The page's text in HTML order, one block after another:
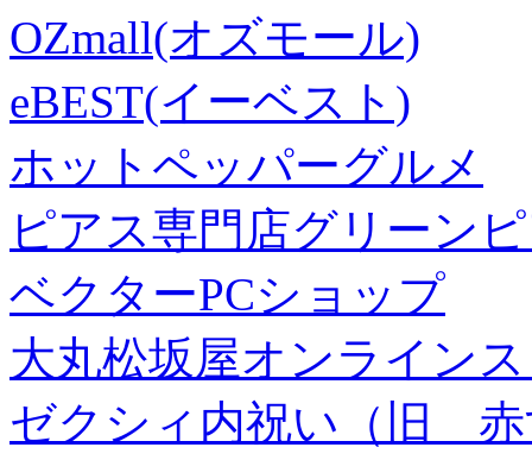
OZmall(オズモール)
eBEST(イーベスト)
ホットペッパーグルメ
ピアス専門店グリーン
ベクターPCショップ
大丸松坂屋オンライン
ゼクシィ内祝い（旧 赤